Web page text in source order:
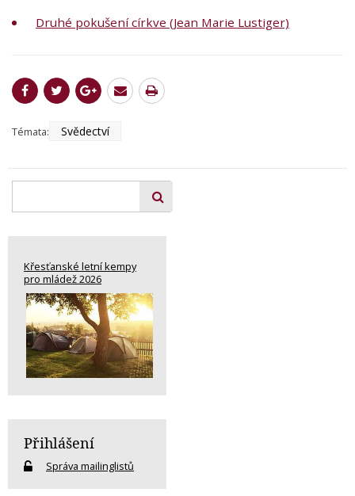
Druhé pokušení církve (Jean Marie Lustiger)
Témata: Svědectví
Křesťanské letní kempy
pro mládež 2026
Přihlášení
Správa mailinglistů